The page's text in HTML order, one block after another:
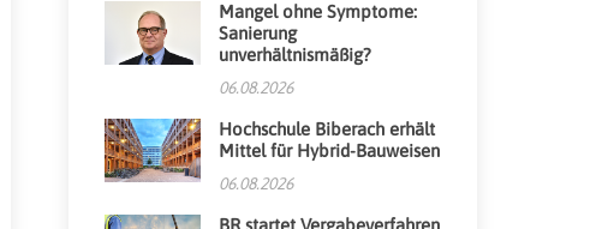
Mangel ohne Symptome:
Sanierung
unverhältnismäßig?
06.08.2026
Hochschule Biberach erhält
Mittel für Hybrid-Bauweisen
06.08.2026
BR startet Vergabeverfahren